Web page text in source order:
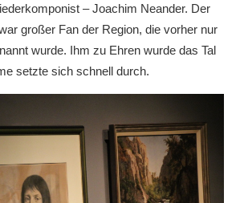
– Joachim Neander. Der
großer Fan der Region, die vorher nur
wurde. Ihm zu Ehren wurde das Tal
setzte sich schnell durch.